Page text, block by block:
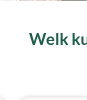
Welk